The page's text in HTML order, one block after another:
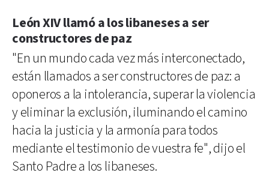
León XIV llamó a los libaneses a ser
constructores de paz
"En un mundo cada vez más interconectado,
están llamados a ser constructores de paz: a
oponeros a la intolerancia, superar la violencia
y eliminar la exclusión, iluminando el camino
hacia la justicia y la armonía para todos
mediante el testimonio de vuestra fe", dijo el
Santo Padre a los libaneses.